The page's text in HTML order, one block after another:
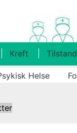
Kreft
Helse